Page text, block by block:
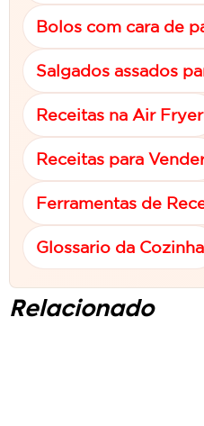
Bolos com cara de
Salgados assados
Receitas na Air Fryer
Receitas para
Ferramentas de
Glossario da Cozinha
Relacionado